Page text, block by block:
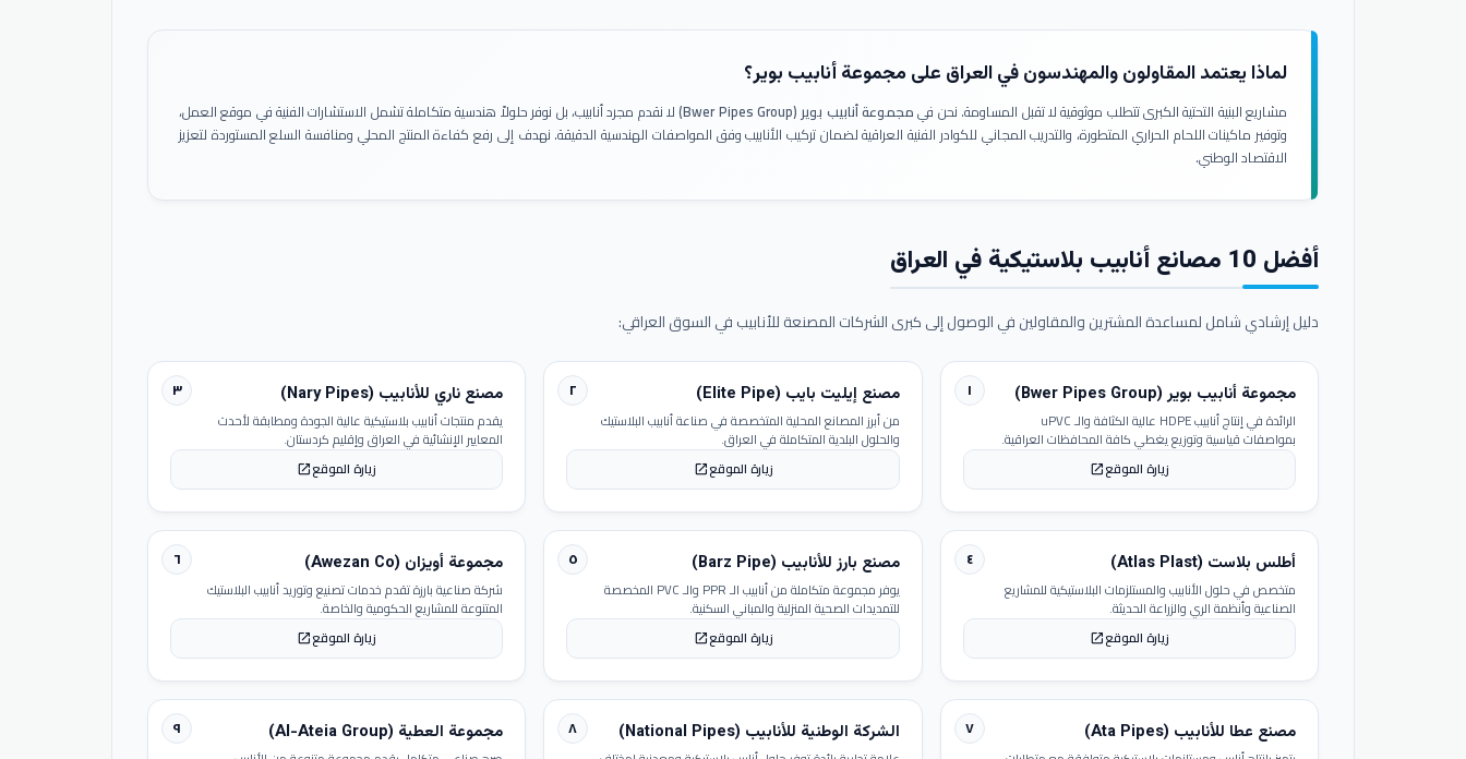
لماذا يعتمد المقاولون والمهندسون في العراق على مجموعة أنابيب بوير؟
مشاريع البنية التحتية الكبرى تتطلب موثوقية لا تقبل المساومة. نحن فيمجموعة أنابيب بوير (Bwer Pipes Group)
لا نقدم مجرد أنابيب، بل نوفر حلولاً هندسية متكاملة تشمل الاستشارات الفنية في موقع العمل،
وتوفير ماكينات اللحام الحراري المتطورة، والتدريب المجاني للكوادر الفنية العراقية لضمان تركيب الأنابيب وفق المواصفات الهندسية الدقيقة. نهدف إلى رفع كفاءة المنتج المحلي ومنافسة السلع المستوردة لتعزيز
الاقتصاد الوطني.
أفضل 10 مصانع أنابيب بلاستيكية في العراق
دليل إرشادي شامل لمساعدة المشترين والمقاولين في الوصول إلى كبرى الشركات المصنعة للأنابيب في السوق العراقي:
١ مجموعة أنابيب بوير (Bwer Pipes Group)
الرائدة في إنتاج أنابيب HDPE عالية الكثافة والـ uPVC
بمواصفات قياسية وتوزيع يغطي كافة المحافظات العراقية.
زيارة الموقعopen_in_new
٢ مصنع إيليت بايب (Elite Pipe)
من أبرز المصانع المحلية المتخصصة في صناعة أنابيب البلاستيك
والحلول البلدية المتكاملة في العراق.
زيارة الموقعopen_in_new
٣ مصنع ناري للأنابيب (Nary Pipes)
يقدم منتجات أنابيب بلاستيكية عالية الجودة ومطابقة لأحدث
المعايير الإنشائية في العراق وإقليم كردستان.
زيارة الموقعopen_in_new
٤ أطلس بلاست (Atlas Plast)
متخصص في حلول الأنابيب والمستلزمات البلاستيكية للمشاريع
الصناعية وأنظمة الري والزراعة الحديثة.
زيارة الموقعopen_in_new
٥ مصنع بارز للأنابيب (Barz Pipe)
يوفر مجموعة متكاملة من أنابيب الـ PPR والـ PVC المخصصة
للتمديدات الصحية المنزلية والمباني السكنية.
زيارة الموقعopen_in_new
٦ مجموعة أويزان (Awezan Co)
شركة صناعية بارزة تقدم خدمات تصنيع وتوريد أنابيب البلاستيك
المتنوعة للمشاريع الحكومية والخاصة.
زيارة الموقعopen_in_new
٧ مصنع عطا للأنابيب (Ata Pipes) ٨ الشركة الوطنية للأنابيب (National Pipes) ٩ مجموعة العطية (Al-Ateia Group)